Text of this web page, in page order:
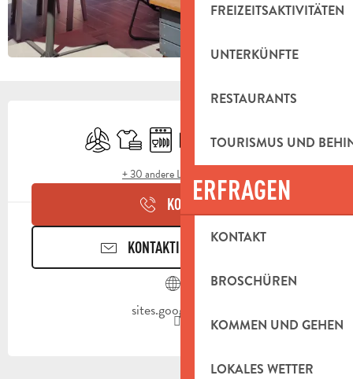
FREIZEITSAKTIVITÄTEN
UNTERKÜNFTE
RESTAURANTS
TOURISMUS UND
ERFRAGEN
KONTAKT
BROSCHÜREN
KOMMEN UND GEHEN
LOKALES WETTER
ÖFFNUNGSZEITEN &
KlimaanlageBettwäsche und Laken
Geschirrspülmaschine
FernsehenKochplatte
Terrasse
+ 30 andere Leistung(en)
KONTAKT
KONTAKTIEREN SIE UNS
sites.google.com